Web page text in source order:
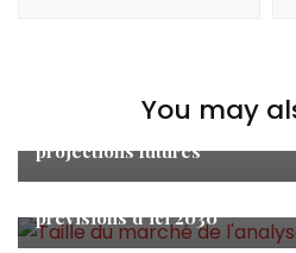
You may
prédit une croissance
opportunités, une analyse du
projections futures
Actualités,Étude de
prévisions d’ici 2030
Actualités,Économie
D’ici [2030], Biosimilaires
Insights : un nouveau rapport